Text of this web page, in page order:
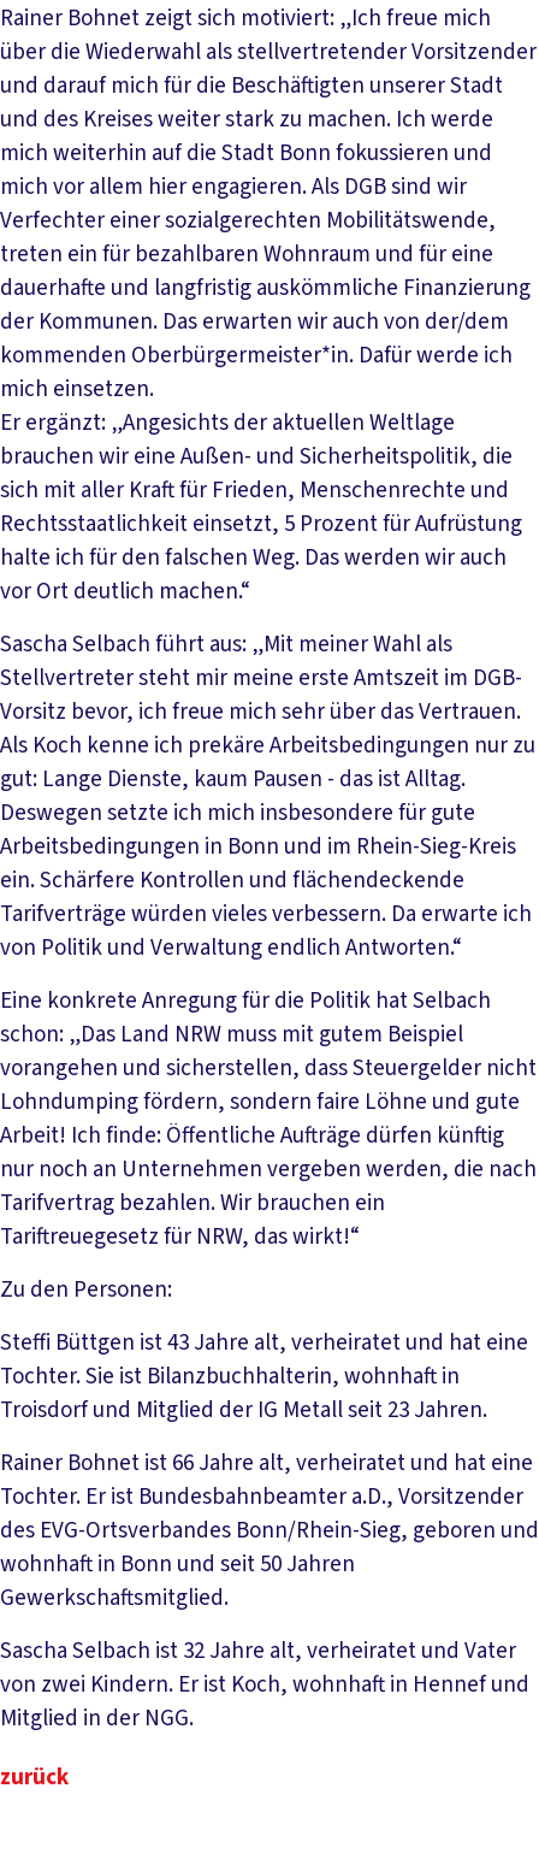
Rainer Bohnet zeigt sich motiviert: „Ich freue mich
über die Wiederwahl als stellvertretender Vorsitzender
und darauf mich für die Beschäftigten unserer Stadt
und des Kreises weiter stark zu machen. Ich werde
mich weiterhin auf die Stadt Bonn fokussieren und
mich vor allem hier engagieren. Als DGB sind wir
Verfechter einer sozialgerechten Mobilitätswende,
treten ein für bezahlbaren Wohnraum und für eine
dauerhafte und langfristig auskömmliche Finanzierung
der Kommunen. Das erwarten wir auch von der/dem
kommenden Oberbürgermeister*in. Dafür werde ich
mich einsetzen.
Er ergänzt: „Angesichts der aktuellen Weltlage
brauchen wir eine Außen- und Sicherheitspolitik, die
sich mit aller Kraft für Frieden, Menschenrechte und
Rechtsstaatlichkeit einsetzt, 5 Prozent für Aufrüstung
halte ich für den falschen Weg. Das werden wir auch
vor Ort deutlich machen.“
Sascha Selbach führt aus: „Mit meiner Wahl als
Stellvertreter steht mir meine erste Amtszeit im DGB-
Vorsitz bevor, ich freue mich sehr über das Vertrauen.
Als Koch kenne ich prekäre Arbeitsbedingungen nur zu
gut: Lange Dienste, kaum Pausen - das ist Alltag.
Deswegen setzte ich mich insbesondere für gute
Arbeitsbedingungen in Bonn und im Rhein-Sieg-Kreis
ein. Schärfere Kontrollen und flächendeckende
Tarifverträge würden vieles verbessern. Da erwarte ich
von Politik und Verwaltung endlich Antworten.“
Eine konkrete Anregung für die Politik hat Selbach
schon: „Das Land NRW muss mit gutem Beispiel
vorangehen und sicherstellen, dass Steuergelder nicht
Lohndumping fördern, sondern faire Löhne und gute
Arbeit! Ich finde: Öffentliche Aufträge dürfen künftig
nur noch an Unternehmen vergeben werden, die nach
Tarifvertrag bezahlen. Wir brauchen ein
Tariftreuegesetz für NRW, das wirkt!“
Zu den Personen:
Steffi Büttgen ist 43 Jahre alt, verheiratet und hat eine
Tochter. Sie ist Bilanzbuchhalterin, wohnhaft in
Troisdorf und Mitglied der IG Metall seit 23 Jahren.
Rainer Bohnet ist 66 Jahre alt, verheiratet und hat eine
Tochter. Er ist Bundesbahnbeamter a.D., Vorsitzender
des EVG-Ortsverbandes Bonn/Rhein-Sieg, geboren und
wohnhaft in Bonn und seit 50 Jahren
Gewerkschaftsmitglied.
Sascha Selbach ist 32 Jahre alt, verheiratet und Vater
von zwei Kindern. Er ist Koch, wohnhaft in Hennef und
Mitglied in der NGG.
zurück